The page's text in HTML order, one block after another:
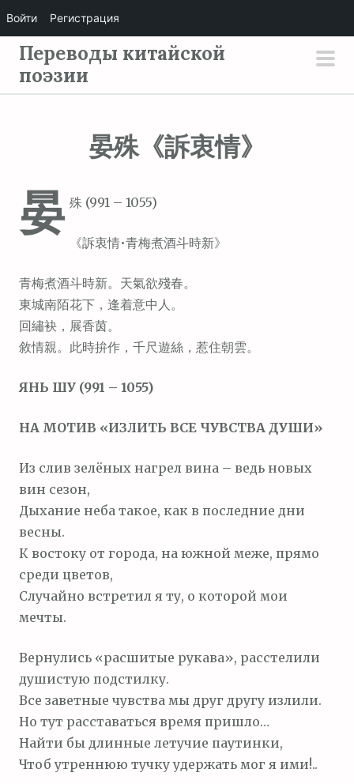
р
Переводы китайской
поэзии
晏殊《訴衷情》
晏 殊 (991 – 1055)
《訴衷情•青梅煮酒斗時新》
青梅煮酒斗時新。天氣欲殘春。
東城南陌花下，逢着意中人。
回繡袂，展香茵。
敘情親。此時拚作，千尺遊絲，惹住朝雲。
ЯНЬ ШУ (991 – 1055)
НА МОТИВ «ИЗЛИТЬ ВСЕ ЧУВСТВА ДУШИ»
Из слив зелёных нагрел вина – ведь новых
вин сезон,
Дыхание неба такое, как в последние дни
весны.
К востоку от города, на южной меже, прямо
среди цветов,
Случайно встретил я ту, о которой мои
мечты.
Вернулись «расшитые рукава», расстелили
душистую подстилку.
Все заветные чувства мы друг другу излили.
Но тут расставаться время пришло…
Найти бы длинные летучие паутинки,
Чтоб утреннюю тучку удержать мог я ими!..
Войти Регистрация